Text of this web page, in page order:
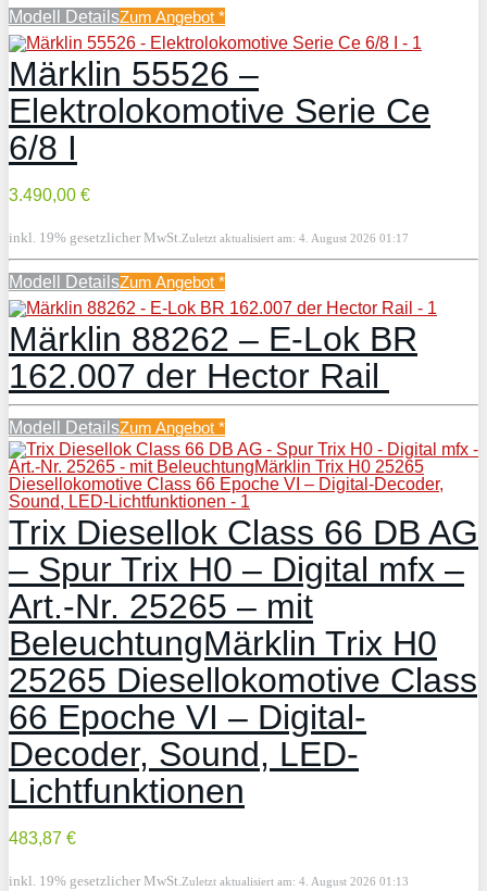
Modell DetailsZum Angebot *
Märklin 55526 –
Elektrolokomotive Serie Ce
6/8 I
3.490,00 €
inkl. 19% gesetzlicher MwSt. Zuletzt aktualisiert am: 4. August 2026 01:17
Modell DetailsZum Angebot *
Märklin 88262 – E-Lok BR
162.007 der Hector Rail
Modell DetailsZum Angebot *
Trix Diesellok Class 66 DB AG
– Spur Trix H0 – Digital mfx –
Art.-Nr. 25265 – mit
BeleuchtungMärklin Trix H0
25265 Diesellokomotive Class
66 Epoche VI – Digital-
Decoder, Sound, LED-
Lichtfunktionen
483,87 €
inkl. 19% gesetzlicher MwSt. Zuletzt aktualisiert am: 4. August 2026 01:13